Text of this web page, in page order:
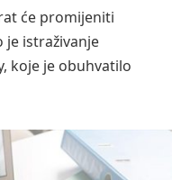
će promijeniti
je istraživanje
koje je obuhvatilo